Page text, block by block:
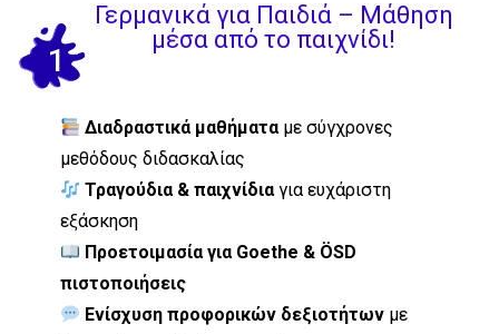
1
Γερμανικά για Παιδιά – Μάθηση
μέσα από το παιχνίδι!
Διαδραστικά μαθήματαμε σύγχρονες
μεθόδους διδασκαλίας
Τραγούδια & παιχνίδιαγια ευχάριστη
εξάσκηση
Προετοιμασία για Goethe & ÖSD
πιστοποιήσεις
Ενίσχυση προφορικών δεξιοτήτων με